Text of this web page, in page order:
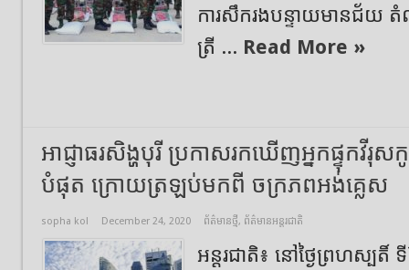
ការសឹករងបន្ទាយមានជ័យ
ត្រី ... Read More »
អាជ្ញាធរសិង្ហបុរី ប្រកាសរកឃើញអ្នកផ្ទុកវីរុ
បំផុត ក្រោយត្រឡប់មកពី ចក្រភពអង់គ្លេស
sopha kol December 24, 2020 ព័ត៌មានថ្មី, ព័ត៌មានអន្តរជាតិ
អន្តរជាតិ៖ នៅថ្ងៃព្រហស្បតិ៍